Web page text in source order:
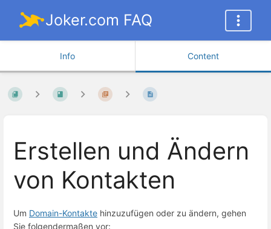
Joker.com FAQ
Info Content
Erstellen und Ändern
von Kontakten
Um Domain-Kontakte hinzuzufügen oder zu ändern, gehen
Sie folgendermaßen vor: